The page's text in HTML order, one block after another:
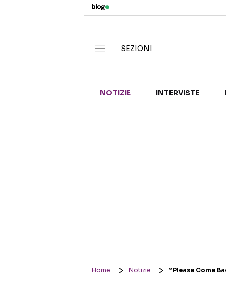
SEZIONI
NOTIZIE INTERVISTE
Home Notizie “Please Come